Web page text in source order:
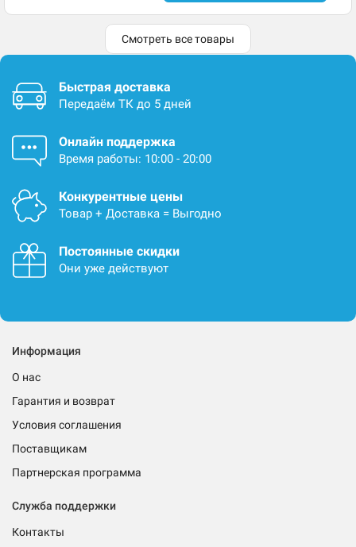
Смотреть все товары
Быстрая доставка
Передаём ТК до 5 дней
Онлайн поддержка
Время работы: 10:00 - 20:00
Конкурентные цены
Товар + Доставка = Выгодно
Постоянные скидки
Они уже действуют
Информация
О нас
Гарантия и возврат
Условия соглашения
Поставщикам
Партнерская программа
Служба поддержки
Контакты